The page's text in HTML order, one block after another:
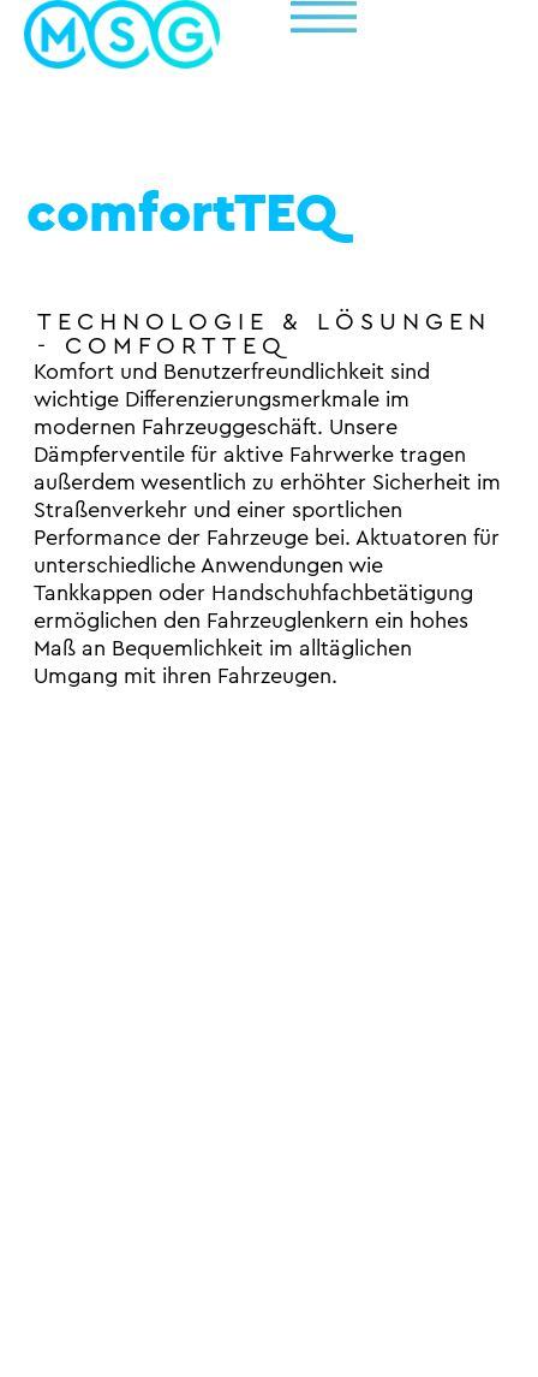
comfortTEQ
TECHNOLOGIE & LÖSUNGEN
- COMFORTTEQ
Komfort und Benutzerfreundlichkeit sind
wichtige Differenzierungsmerkmale im
modernen Fahrzeuggeschäft. Unsere
Dämpferventile für aktive Fahrwerke tragen
außerdem wesentlich zu erhöhter Sicherheit im
Straßenverkehr und einer sportlichen
Performance der Fahrzeuge bei. Aktuatoren für
unterschiedliche Anwendungen wie
Tankkappen oder Handschuhfachbetätigung
ermöglichen den Fahrzeuglenkern ein hohes
Maß an Bequemlichkeit im alltäglichen
Umgang mit ihren Fahrzeugen.